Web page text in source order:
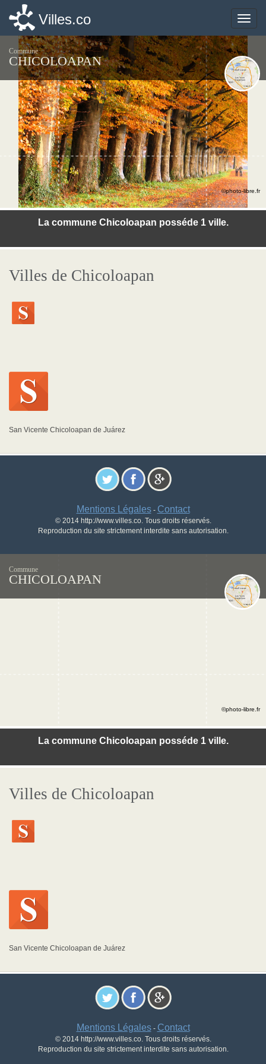
Toggle
Villes.co
Commune
CHICOLOAPAN
La commune Chicoloapan posséde 1 ville.
©photo-libre.fr
Villes de Chicoloapan
San Vicente Chicoloapan de Juárez
Mentions Légales- Contact
© 2014 http://www.villes.co. Tous droits réservés.
Reproduction du site strictement interdite sans autorisation.
Toggle
Villes.co
Commune
CHICOLOAPAN
La commune Chicoloapan posséde 1 ville.
©photo-libre.fr
Villes de Chicoloapan
San Vicente Chicoloapan de Juárez
Mentions Légales- Contact
© 2014 http://www.villes.co. Tous droits réservés.
Reproduction du site strictement interdite sans autorisation.